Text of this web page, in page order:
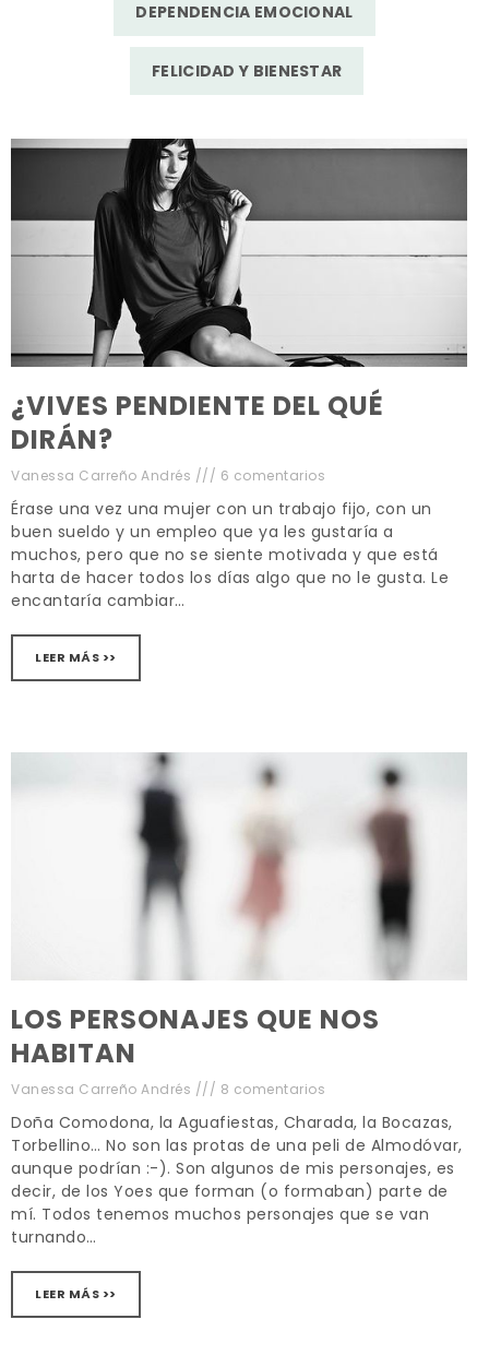
DEPENDENCIA EMOCIONAL
FELICIDAD Y BIENESTAR
¿VIVES PENDIENTE DEL QUÉ
DIRÁN?
Vanessa Carreño Andrés 6 comentarios
Érase una vez una mujer con un trabajo fijo, con un
buen sueldo y un empleo que ya les gustaría a
muchos, pero que no se siente motivada y que está
harta de hacer todos los días algo que no le gusta. Le
encantaría cambiar…
LEER MÁS >>
LOS PERSONAJES QUE NOS
HABITAN
Vanessa Carreño Andrés 8 comentarios
Doña Comodona, la Aguafiestas, Charada, la Bocazas,
Torbellino… No son las protas de una peli de Almodóvar,
aunque podrían :-). Son algunos de mis personajes, es
decir, de los Yoes que forman (o formaban) parte de
mí. Todos tenemos muchos personajes que se van
turnando…
LEER MÁS >>